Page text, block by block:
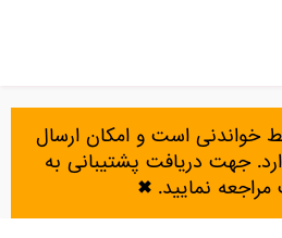
است و امکان ارسال
جهت دریافت پشتیبانی به
نمایید. ✖